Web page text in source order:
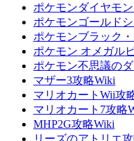
ポケモンダイヤモ
ポケモンゴールド
ポケモンブラック
ポケモン オメガル
ポケモン不思議の
マザー3攻略Wiki
マリオカートWii攻
マリオカート7攻略
MHP2G攻略Wiki
リーズのアトリエ